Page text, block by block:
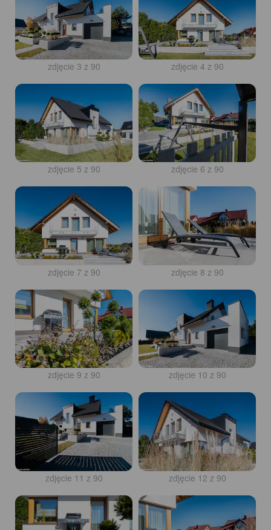
zdjęcie 3 z 90 zdjęcie 4 z 90
zdjęcie 5 z 90 zdjęcie 6 z 90
zdjęcie 7 z 90 zdjęcie 8 z 90
zdjęcie 9 z 90 zdjęcie 10 z 90
zdjęcie 11 z 90 zdjęcie 12 z 90